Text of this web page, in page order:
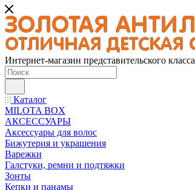
Интернет-магазин представительского класса
Каталог
MILOTA BOX
АКСЕССУАРЫ
Аксессуары для волос
Бижутерия и украшения
Варежки
Галстуки, ремни и подтяжки
Зонты
Кепки и панамы